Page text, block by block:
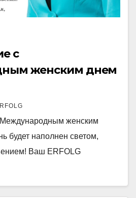
с
женским днем
женским
будет наполнен светом,
Ваш ERFOLG